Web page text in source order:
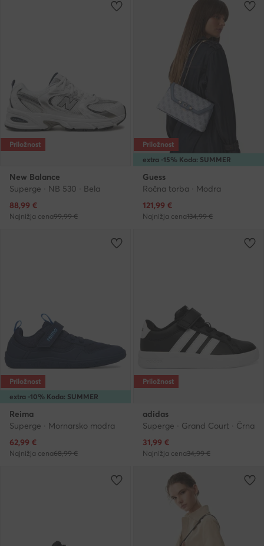
Priložnost
New Balance
Superge · NB 530 · Bela
Trenutna cena
88,99 €
Najnižja cena99,99 €
extra -15% Koda: SUMMER
Priložnost
Guess
Ročna torba · Modra
Trenutna cena
121,99 €
Najnižja cena134,99 €
extra -10% Koda: SUMMER
Priložnost
Reima
Superge · Mornarsko modra
Trenutna cena
62,99 €
Najnižja cena68,99 €
Priložnost
adidas
Superge · Grand Court · Črna
Trenutna cena
31,99 €
Najnižja cena34,99 €